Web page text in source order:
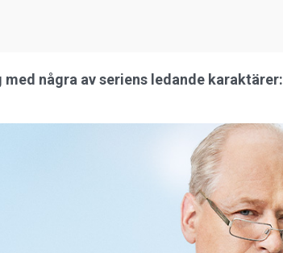
med några av seriens ledande karaktärer: